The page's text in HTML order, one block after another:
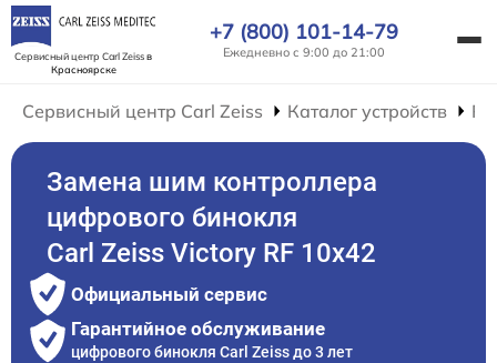
Сервисный центр Carl Zeissв
Красноярске
+7 (800) 101-14-79
Ежедневно с 9:00 до 21:00
Сервисный центр Carl Zeiss Каталог устройств
Замена шим контроллера
цифрового бинокля
Carl Zeiss Victory RF 10x42
Официальный сервис
Гарантийное обслуживание
цифрового бинокля Carl Zeiss до 3 лет